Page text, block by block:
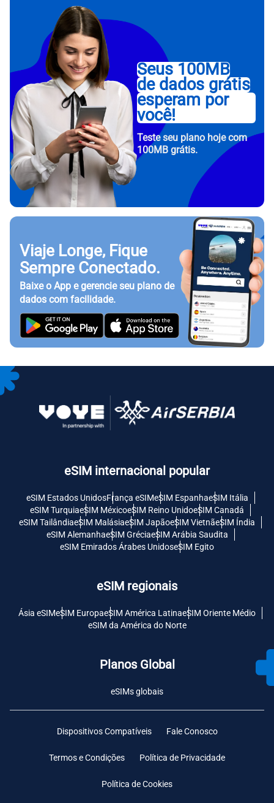
Seus 100MB
de dados grátis
esperam por
você!
Teste seu plano hoje com
100MB grátis.
Viaje Longe, Fique
Sempre Conectado.
Baixe o App e gerencie seu plano de
dados com facilidade.
eSIM internacional popular
eSIM Estados UnidosFrança eSIMeSIM EspanhaeSIM Itália
eSIM TurquiaeSIM MéxicoeSIM Reino UnidoeSIM Canadá
eSIM TailândiaeSIM MalásiaeSIM JapãoeSIM VietnãeSIM Índia
eSIM AlemanhaeSIM GréciaeSIM Arábia Saudita
eSIM Emirados Árabes UnidoseSIM Egito
eSIM regionais
Ásia eSIMeSIM EuropaeSIM América LatinaeSIM Oriente Médio
eSIM da América do Norte
Planos Global
eSIMs globais
Dispositivos Compatíveis Fale Conosco
Termos e Condições Política de Privacidade
Política de Cookies